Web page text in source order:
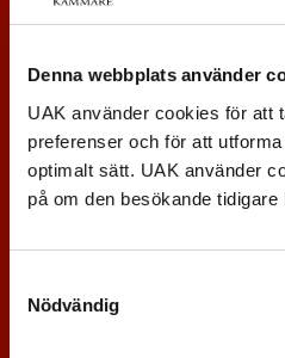
Denna webbplats använder
UAK använder cookies för att
preferenser och för att
optimalt sätt. UAK använder
på om den besökande
Nödvändig
Uppsala
753 23
Tel:018 –